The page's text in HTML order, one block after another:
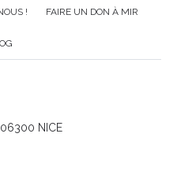
! FAIRE UN DON À MIR
NICE